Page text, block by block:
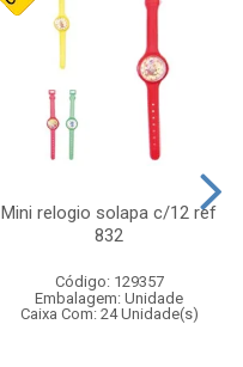
Mini relogio solapa c/12 ref
832
Código: 129357
Embalagem: Unidade
Caixa Com: 24 Unidade(s)